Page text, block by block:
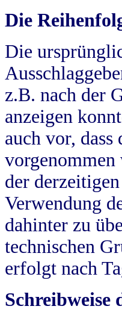
Die
Die
z.B. nach der
anzeigen
auch vor,
der
Verwendung
dahinter zu
technischen
erfolgt nach
Schreibweise